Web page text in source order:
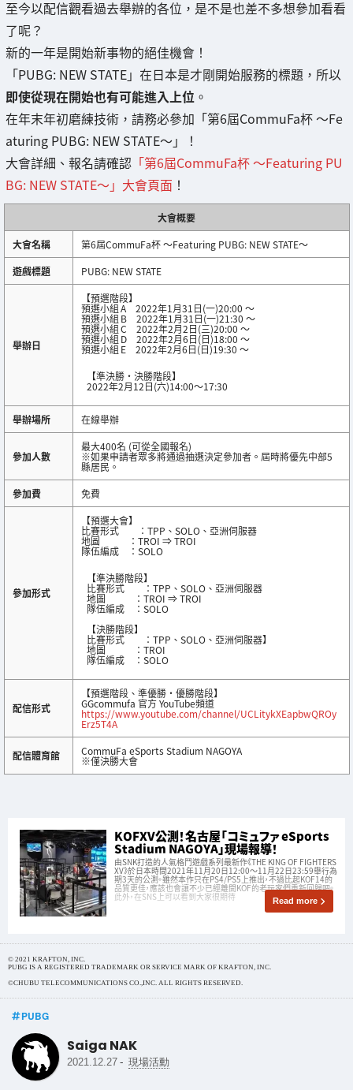
至今以配信觀看過去舉辦的各位，是不是也差不多想參加看看
了呢？
新的一年是開始新事物的絕佳機會！
「PUBG: NEW STATE」在日本是才剛開始服務的標題，所以
即使從現在開始也有可能進入上位 。
在年末年初磨練技術，請務必參加「第6屆CommuFa杯 〜Fe
aturing PUBG: NEW STATE〜」！
大會詳細、報名請確認 「第6屆CommuFa杯 〜Featuring PU
BG: NEW STATE〜」大會頁面 ！
大會概要
大會名稱
第6屆CommuFa杯 〜Featuring PUBG: NEW STATE〜
遊戲標題
PUBG: NEW STATE
舉辦日
【預選階段】
預選小組 A 2022年1月31日(一)20:00 ～
預選小組 B 2022年1月31日(一)21:30 ～
預選小組 C 2022年2月2日(三)20:00 ～
預選小組 D 2022年2月6日(日)18:00 ～
預選小組 E 2022年2月6日(日)19:30 ～
【準決勝・決勝階段】
2022年2月12日(六)14:00～17:30
舉辦場所 在線舉辦
參加人數
最大400名 (可從全國報名)
※如果申請者眾多將通過抽選決定參加者。屆時將優先中部5
縣居民。
參加費
免費
參加形式
【預選大會】
比賽形式 ：TPP、SOLO、亞洲伺服器
地圖 ：TROI ⇒ TROI
隊伍編成 ：SOLO
【準決勝階段】
比賽形式 ：TPP、SOLO、亞洲伺服器
地圖 ：TROI ⇒ TROI
隊伍編成 ：SOLO
【決勝階段】
比賽形式 ：TPP、SOLO、亞洲伺服器】
地圖 ：TROI
隊伍編成 ：SOLO
配信形式
【預選階段、準優勝・優勝階段】
GGcommufa 官方 YouTube頻道
https://www.youtube.com/channel/UCLitykXEapbwQROy
Erz5T4A
配信體育館 CommuFa eSports Stadium NAGOYA
※僅決勝大會
KOFXV公測！名古屋「コミュファ eSports
Stadium NAGOYA」現場報導！
由SNK打造的人氣格鬥遊戲系列最新作《THE KING OF FIGHTERS
XV》於日本時間2021年11月20日12:00～11月22日23:59舉行為
期3天的公測。雖然本作只在PS4/PS5上推出，不過比起KOF14的
品質更佳，應該也會讓不少已經離開KOF的老玩家們重新回歸吧。
此外，在SNS上可以看到大家很期待 Read more
© 2021 KRAFTON, INC.
PUBG IS A REGISTERED TRADEMARK OR SERVICE MARK OF KRAFTON, INC.
©CHUBU TELECOMMUNICATIONS CO.,INC. ALL RIGHTS RESERVED.
PUBG
Saiga NAK
2021.12.27 - 現場活動